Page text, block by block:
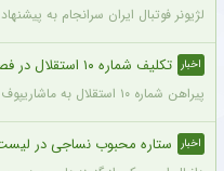
لژیونر فوتبال ایران سرانجام به
اخبار تکلیف شماره ۱۰ استقلال در فصل جدید روشن شد + جزئیات
پیراهن شماره ۱۰ استقلال به ماشاریپوف رسید.
اخبار ستاره محبوب نساجی در